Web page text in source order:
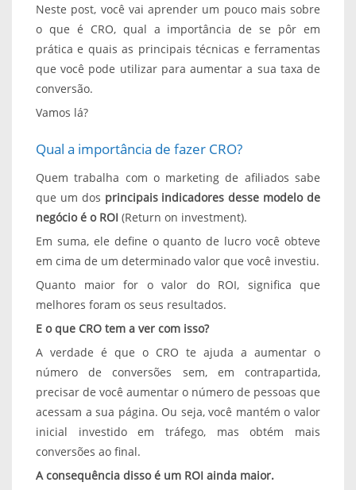
Neste post, você vai aprender um pouco mais sobre
o que é CRO, qual a importância de se pôr em
prática e quais as principais técnicas e ferramentas
que você pode utilizar para aumentar a sua taxa de
conversão.
Vamos lá?
Qual a importância de fazer CRO?
Quem trabalha com o marketing de afiliados sabe
que um dos principais indicadores desse modelo de
negócio é o ROI (Return on investment).
Em suma, ele define o quanto de lucro você obteve
em cima de um determinado valor que você investiu.
Quanto maior for o valor do ROI, significa que
melhores foram os seus resultados.
E o que CRO tem a ver com isso?
A verdade é que o CRO te ajuda a aumentar o
número de conversões sem, em contrapartida,
precisar de você aumentar o número de pessoas que
acessam a sua página. Ou seja, você mantém o valor
inicial investido em tráfego, mas obtém mais
conversões ao final.
A consequência disso é um ROI ainda maior.